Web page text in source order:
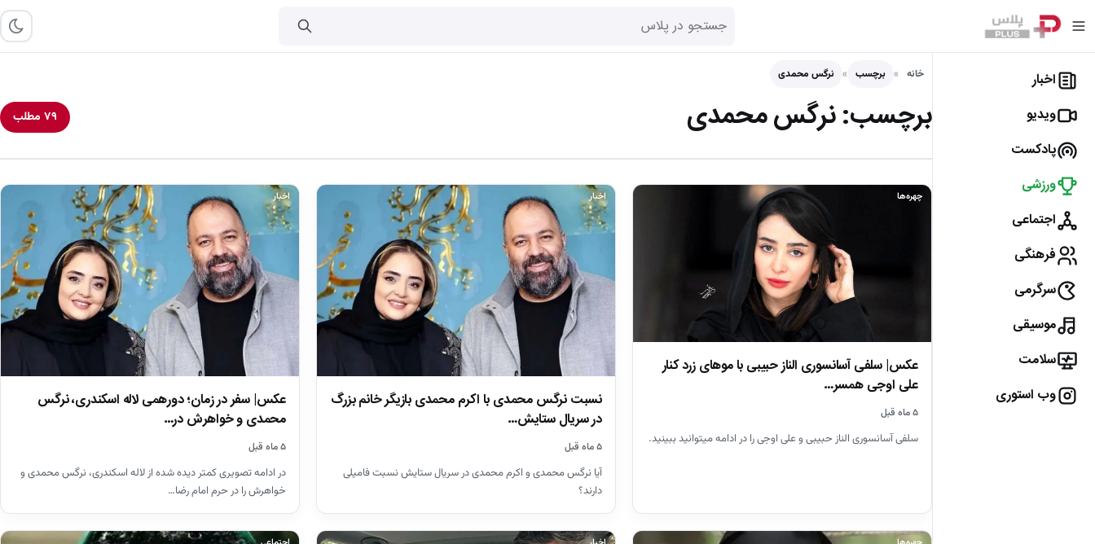
اخبار
ویدیو
پادکست
ورزشی
اجتماعی
فرهنگی
سرگرمی
موسیقی
سلامت
وب استوری
خانه برچسب نرگس محمدی
برچسب:نرگس محمدی ۷۹ مطلب
چهره‌ها
عکس| سلفی آسانسوری الناز حبیبی با موهای زرد کنار
علی اوجی همسر…
۵ ماه قبل
سلفی آسانسوری الناز حبیبی و علی اوجی را در ادامه میتوانید ببینید.
اخبار
نسبت نرگس محمدی با اکرم محمدی بازیگر خانم بزرگ
در سریال ستایش…
۵ ماه قبل
آیا نرگس محمدی و اکرم محمدی در سریال ستایش نسبت فامیلی
دارند؟
اخبار
عکس| سفر در زمان؛ دورهمی لاله اسکندری، نرگس
محمدی و خواهرش در…
۵ ماه قبل
در ادامه تصویری کمتر دیده شده از لاله اسکندری، نرگس محمدی و
خواهرش را در حرم امام رضا…